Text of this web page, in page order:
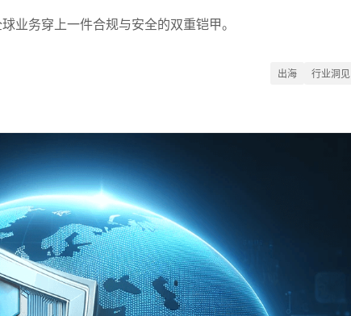
业务穿上一件合规与安全的双重铠甲。
出海 行业洞见